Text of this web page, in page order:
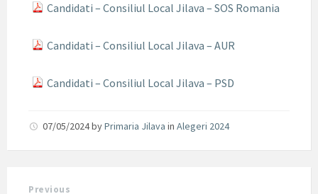
Candidati – Consiliul Local Jilava – SOS Romania
Candidati – Consiliul Local Jilava – AUR
Candidati – Consiliul Local Jilava – PSD
07/05/2024byPrimaria Jilava in Alegeri 2024
Previous